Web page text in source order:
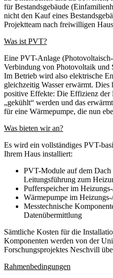
für Bestandsgebäude
nicht den Kauf eines
Projektteam nach freiwilligen
Was ist PVT?
Eine PVT-Anlage
Verbindung von Photovoltaik und
Im Betrieb wird also elektrische
gleichzeitig Wasser erwärmt. Dies
positive Effekte: Die Effizienz der
„gekühlt“ werden und das
für eine Wärmepumpe, die nun
Was bieten wir an?
Es wird ein vollständiges PVT-
Ihrem Haus installiert:
PVT-Module auf dem
Leitungsführung zum
Pufferspeicher im
Wärmepumpe im
Messtechnische
Datenübermittlung
Sämtliche Kosten für die
Komponenten werden von der
Forschungsprojektes Neschvill
Rahmenbedingungen